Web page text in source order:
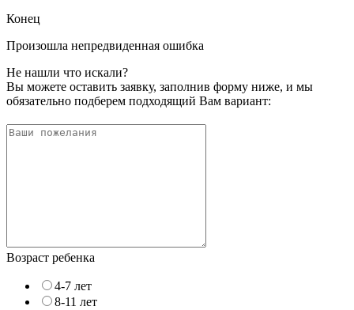
Конец
Произошла непредвиденная ошибка
Не нашли что искали?
Вы можете оставить заявку, заполнив форму ниже, и мы
обязательно подберем подходящий Вам вариант:
Возраст ребенка
4-7 лет
8-11 лет